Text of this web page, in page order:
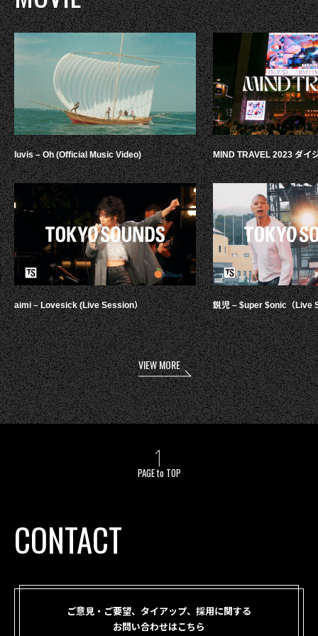
luvis – Oh (Official Music Video)
aimi – Lovesick (Live Session）
MIND TRAVEL 2023 ダイ
鋭児 – $uper $onic（Live
VIEW MORE
PAGE to TOP
CONTACT
ご意見・ご要望、タイアップ、採用に関する
お問い合わせはこちら